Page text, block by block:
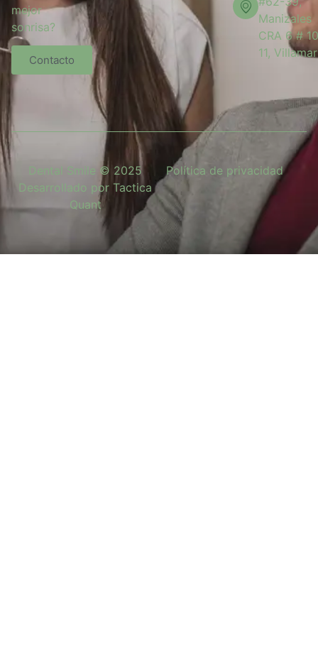
mejor
sonrisa?
Contacto
Manizales
CRA 6 # 10
11,
Dental Smile © 2025
Desarrollado por Tactica
Quant
Política de privacidad